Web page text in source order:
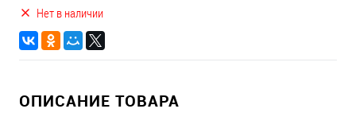
Нет в наличии
ОПИСАНИЕ ТОВАРА